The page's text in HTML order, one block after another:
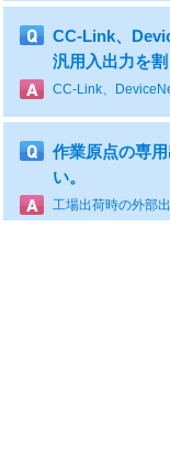
CC-Link、
汎用入出力を
作業原点の専
い。